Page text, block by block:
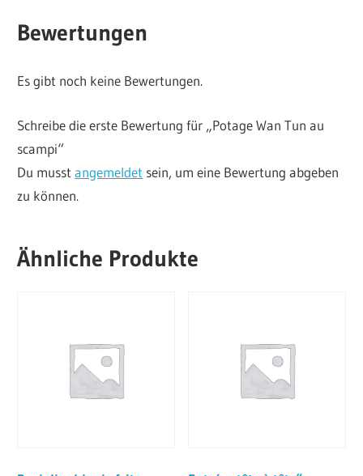
Bewertungen
Es gibt noch keine Bewertungen.
Schreibe die erste Bewertung für „Potage Wan Tun au
scampi“
Du musstangemeldet sein, um eine Bewertung abgeben
zu können.
Ähnliche Produkte